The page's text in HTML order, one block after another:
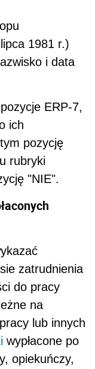
1981 r.)
i data
ERP-7,
ich
pozycję
rubryki
"NIE".
zatrudnienia
do pracy
na
lub innych
wypłacone po
opiekuńczy,